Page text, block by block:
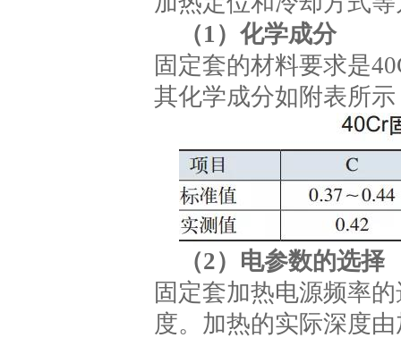
（1）化学成分
固定套的材料要求是
其化学成分如附表所
（2）电参数的选择
固定套加热电源频率
度。加热的实际深度